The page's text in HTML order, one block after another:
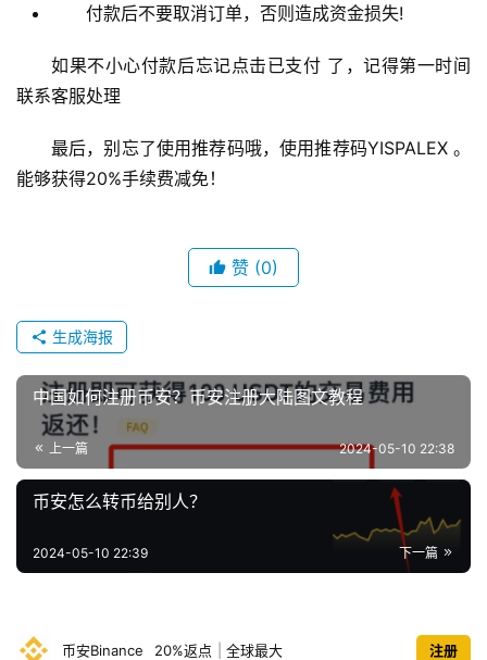
付款后不要取消订单，否则造成资金损失!
如果不小心付款后忘记点击已支付 了，记得第一时间
联系客服处理
最后，别忘了使用推荐码哦，使用推荐码YISPALEX 。
能够获得20%手续费减免！
赞 (0)
生成海报
中国如何注册币安？币安注册大陆图文教程
上一篇 2024-05-10 22:38
币安怎么转币给别人？
下一篇
2024-05-10 22:39
币安Binance 20%返点 全球最大 注册